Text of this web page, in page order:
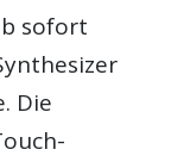
sofort
Die